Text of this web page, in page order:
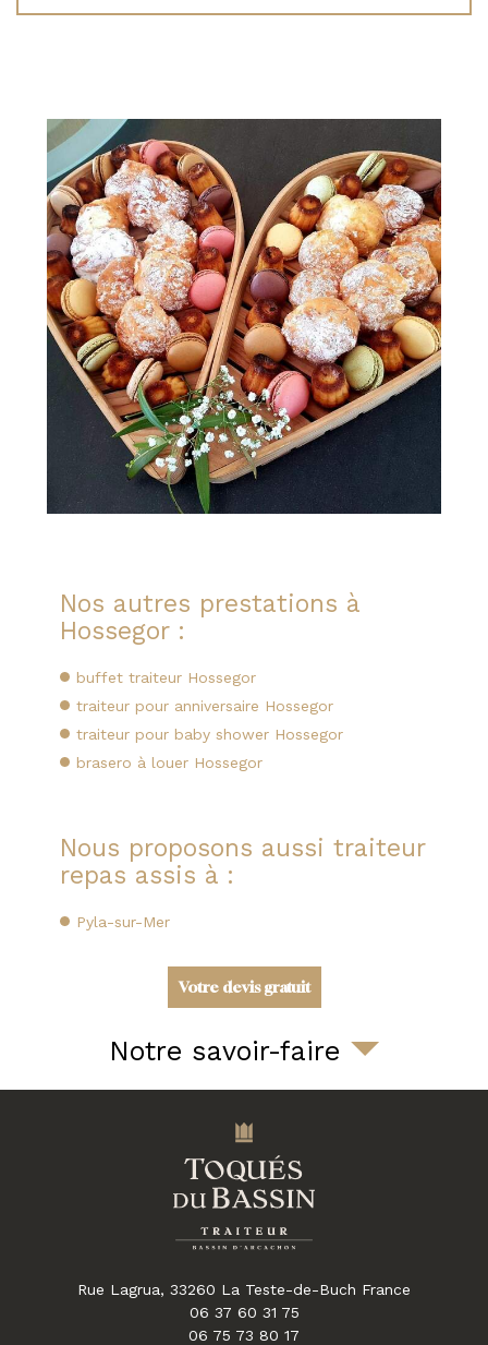
Nos autres prestations à
Hossegor :
buffet traiteur Hossegor
traiteur pour anniversaire Hossegor
traiteur pour baby shower Hossegor
brasero à louer Hossegor
Nous proposons aussi traiteur
repas assis à :
Pyla-sur-Mer
Votre devis gratuit
Notre savoir-faire
Rue Lagrua, 33260 La Teste-de-Buch France
06 37 60 31 75
06 75 73 80 17